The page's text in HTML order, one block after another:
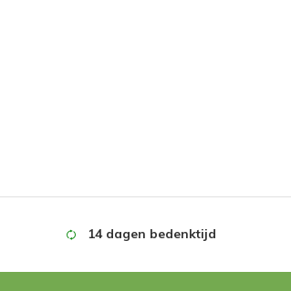
14 dagen bedenktijd